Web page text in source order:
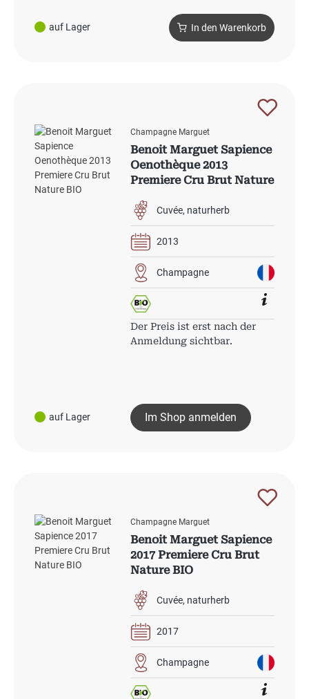
auf Lager In den Warenkorb
auf Lager
Champagne Marguet
Benoit Marguet Sapience
Oenothèque 2013
Premiere Cru Brut Nature
Cuvée naturherb
2013
Champagne
Der Preis ist erst nach der
Anmeldung sichtbar.
Im Shop anmelden
Champagne Marguet
Benoit Marguet Sapience
2017 Premiere Cru Brut
Nature BIO
Cuvée naturherb
2017
Champagne